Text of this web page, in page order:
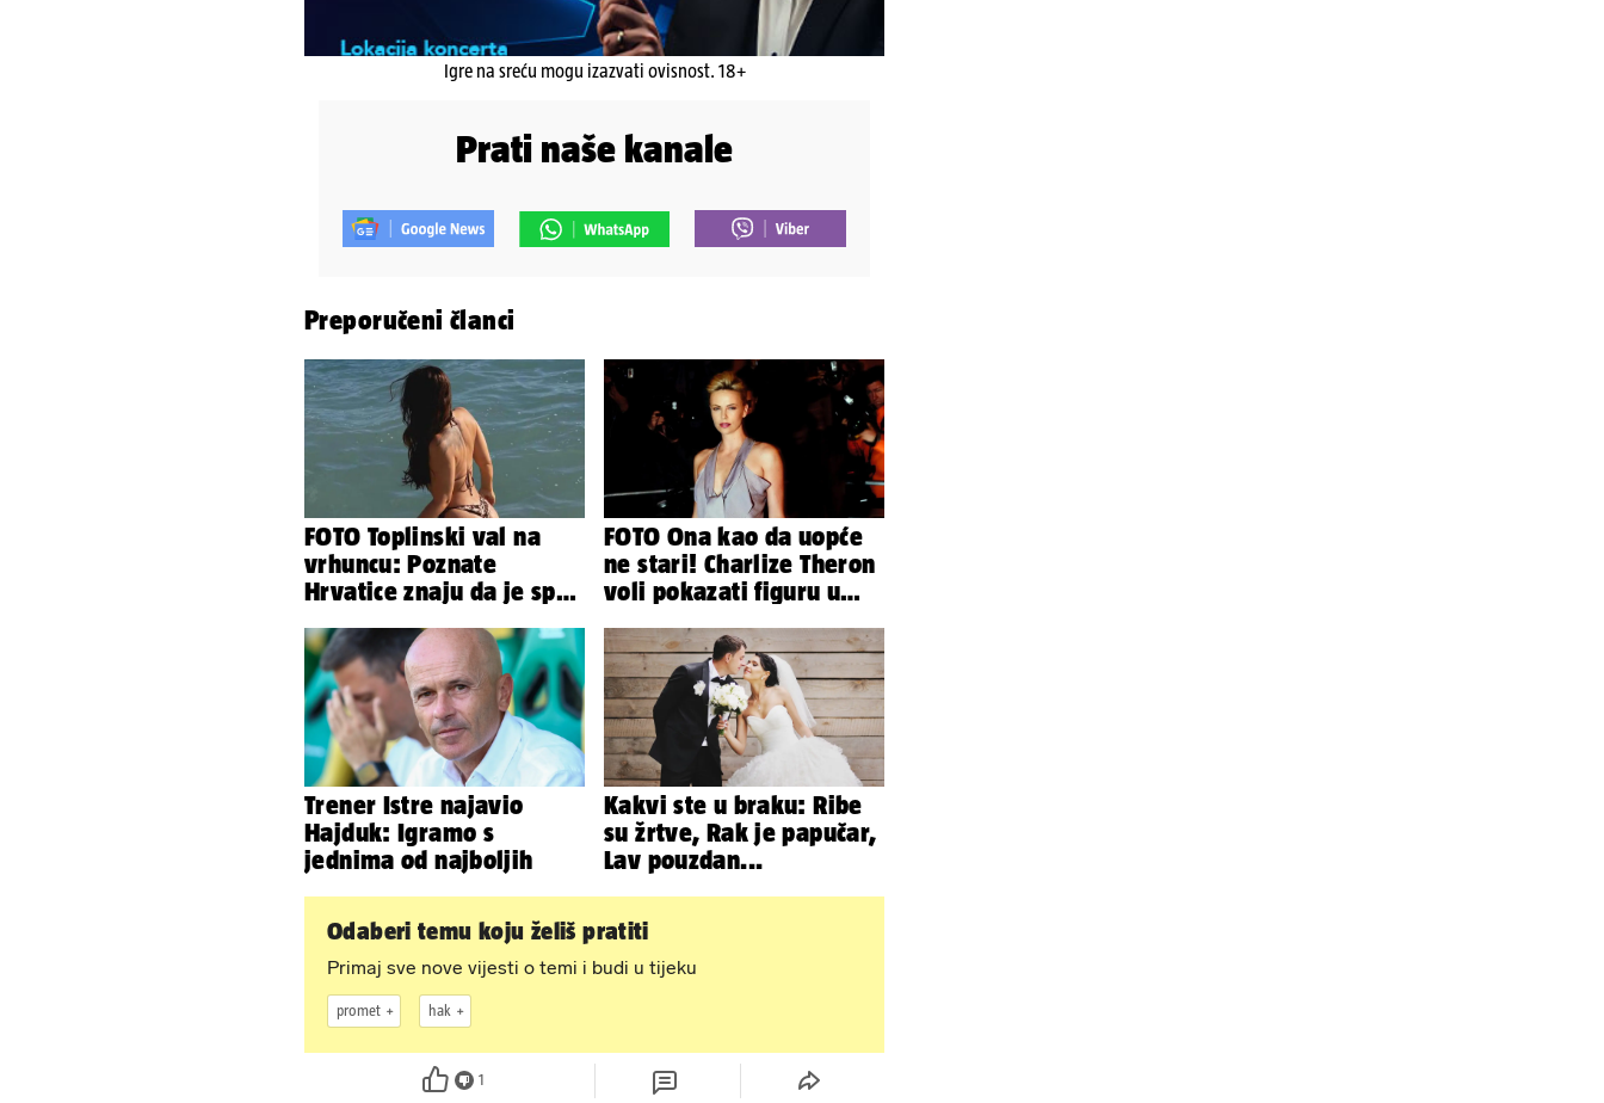
Igre na sreću mogu izazvati ovisnost. 18+
Prati naše kanale
Preporučeni članci
FOTO Toplinski val na
vrhuncu: Poznate
Hrvatice znaju da je spas
FOTO Ona kao da uopće
ne stari! Charlize Theron
voli pokazati figuru u
Trener Istre najavio
Hajduk: Igramo s
jednima od najboljih
Kakvi ste u braku: Ribe
su žrtve, Rak je papučar,
Lav pouzdan...
Odaberi temu koju želiš pratiti
Primaj sve nove vijesti o temi i budi u tijeku
promet hak
1